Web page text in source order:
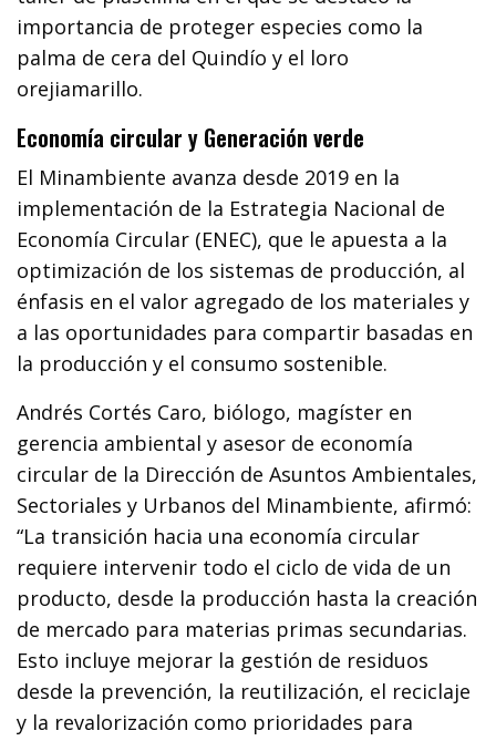
importancia de proteger especies como la
palma de cera del Quindío y el loro
orejiamarillo.
Economía circular y Generación verde
El Minambiente avanza desde 2019 en la
implementación de la Estrategia Nacional de
Economía Circular (ENEC), que le apuesta a la
optimización de los sistemas de producción, al
énfasis en el valor agregado de los materiales y
a las oportunidades para compartir basadas en
la producción y el consumo sostenible.
Andrés Cortés Caro, biólogo, magíster en
gerencia ambiental y asesor de economía
circular de la Dirección de Asuntos Ambientales,
Sectoriales y Urbanos del Minambiente, afirmó:
“La transición hacia una economía circular
requiere intervenir todo el ciclo de vida de un
producto, desde la producción hasta la creación
de mercado para materias primas secundarias.
Esto incluye mejorar la gestión de residuos
desde la prevención, la reutilización, el reciclaje
y la revalorización como prioridades para